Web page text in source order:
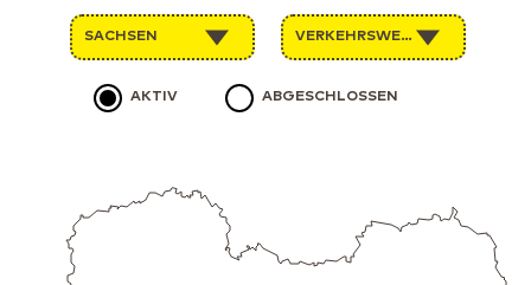
SACHSEN VERKEHRSWENDE
AKTIV ABGESCHLOSSEN